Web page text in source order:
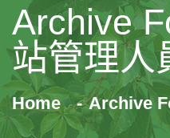
Archive
站管理人
Home Archive